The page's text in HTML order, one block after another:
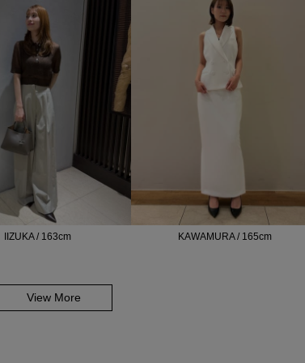
IIZUKA / 163cm KAWAMURA / 165cm
View More